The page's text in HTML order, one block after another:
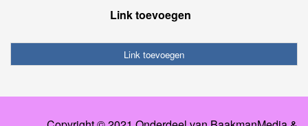
Link toevoegen
Link toevoegen